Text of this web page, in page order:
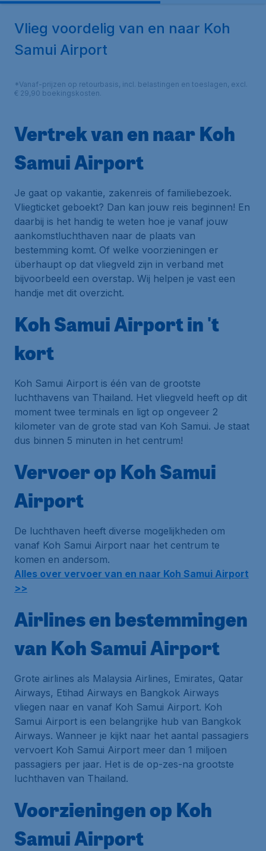
Vlieg voordelig van en naar Koh
Samui Airport
*Vanaf-prijzen op retourbasis, incl. belastingen en toeslagen, excl.
€ 29,90 boekingskosten.
Vertrek van en naar Koh
Samui Airport
Je gaat op vakantie, zakenreis of familiebezoek.
Vliegticket geboekt? Dan kan jouw reis beginnen! En
daarbij is het handig te weten hoe je vanaf jouw
aankomstluchthaven naar de plaats van
bestemming komt. Of welke voorzieningen er
überhaupt op dat vliegveld zijn in verband met
bijvoorbeeld een overstap. Wij helpen je vast een
handje met dit overzicht.
Koh Samui Airport in 't
kort
Koh Samui Airport is één van de grootste
luchthavens van Thailand. Het vliegveld heeft op dit
moment twee terminals en ligt op ongeveer 2
kilometer van de grote stad van Koh Samui. Je staat
dus binnen 5 minuten in het centrum!
Vervoer op Koh Samui
Airport
De luchthaven heeft diverse mogelijkheden om
vanaf Koh Samui Airport naar het centrum te
komen en andersom.
Alles over vervoer van en naar Koh Samui Airport
>>
Airlines en bestemmingen
van Koh Samui Airport
Grote airlines als Malaysia Airlines, Emirates, Qatar
Airways, Etihad Airways en Bangkok Airways
vliegen naar en vanaf Koh Samui Airport. Koh
Samui Airport is een belangrijke hub van Bangkok
Airways. Wanneer je kijkt naar het aantal passagiers
vervoert Koh Samui Airport meer dan 1 miljoen
passagiers per jaar. Het is de op-zes-na grootste
luchthaven van Thailand.
Voorzieningen op Koh
Samui Airport